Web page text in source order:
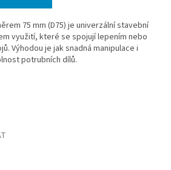
75 mm (D75) je univerzální stavební
využití, které se spojují lepením nebo
Výhodou je jak snadná manipulace i
potrubních dílů.